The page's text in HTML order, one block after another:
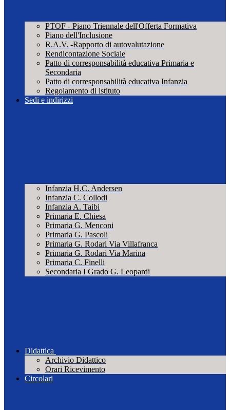
PTOF - Piano Triennale dell'Offerta Formativa
Piano dell'Inclusione
R.A.V. -Rapporto di autovalutazione
Rendicontazione Sociale
Patto di corresponsabilità educativa Primaria e
Secondaria
Patto di corresponsabilità educativa Infanzia
Regolamento di istituto
Sedi e indirizzi
Infanzia H.C. Andersen
Infanzia C. Collodi
Infanzia A. Taibi
Primaria E. Chiesa
Primaria G. Menconi
Primaria G. Pascoli
Primaria G. Rodari Via Villafranca
Primaria G. Rodari Via Marina
Primaria C. Finelli
Secondaria I Grado G. Leopardi
Didattica
Archivio Didattico
Orari Ricevimento
Circolari